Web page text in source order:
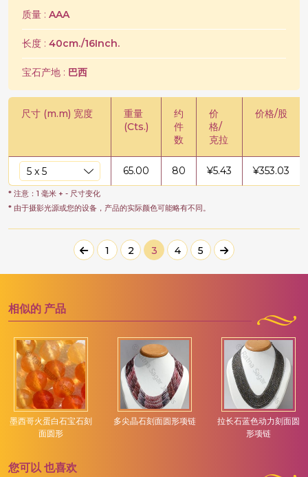
质量 : AAA
长度 : 40cm./16Inch.
宝石产地 : 巴西
尺寸 (m.m) 宽度
重量
(Cts.)
约
件
数
价
格/
克拉
价格/股
65.00 80 ¥5.43 ¥353.03
* 注意：1 毫米 + - 尺寸变化
* 由于摄影光源或您的设备，产品的实际颜色可能略有不同。
1 2 3 4 5
相似的 产品
墨西哥火蛋白石宝石刻
面圆形
多尖晶石刻面圆形项链
拉长石蓝色动力刻面圆
形项链
您可以 也喜欢